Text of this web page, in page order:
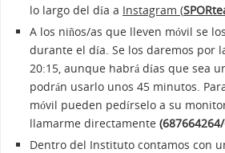
lo largo del día a Instagram (
A los niños/as que lleven móvil se
durante el día. Se los daremos por
20:15, aunque habrá días que sea
podrán usarlo unos 45 minutos.
móvil pueden pedírselo a su
llamarme directamente
Dentro del Instituto contamos con